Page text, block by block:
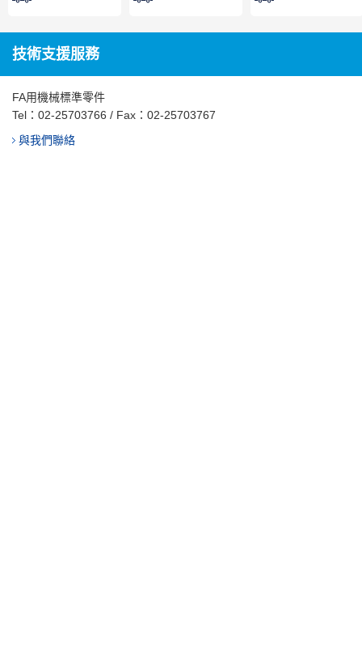
技術支援服務
FA用機械標準零件
Tel： 02-25703766 / Fax：02-25703767
與我們聯絡